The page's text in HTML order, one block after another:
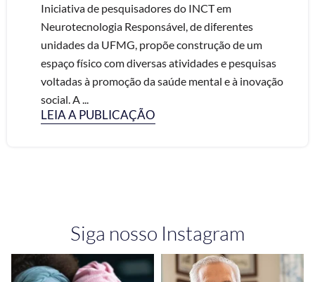
Iniciativa de pesquisadores do INCT em
Neurotecnologia Responsável, de diferentes
unidades da UFMG, propõe construção de um
espaço físico com diversas atividades e pesquisas
voltadas à promoção da saúde mental e à inovação
social. A ...
LEIA A PUBLICAÇÃO
Siga nosso Instagram